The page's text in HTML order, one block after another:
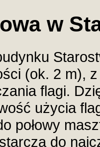
w
(ok. 2 m),
flagi.
użycia
połowy
do